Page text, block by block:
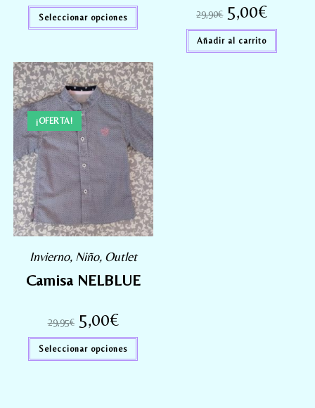
Seleccionar opciones 29,90€ 5,00€
Añadir al carrito
¡OFERTA!
Invierno, Niño, Outlet
Camisa NELBLUE
29,95€ 5,00€
Seleccionar opciones